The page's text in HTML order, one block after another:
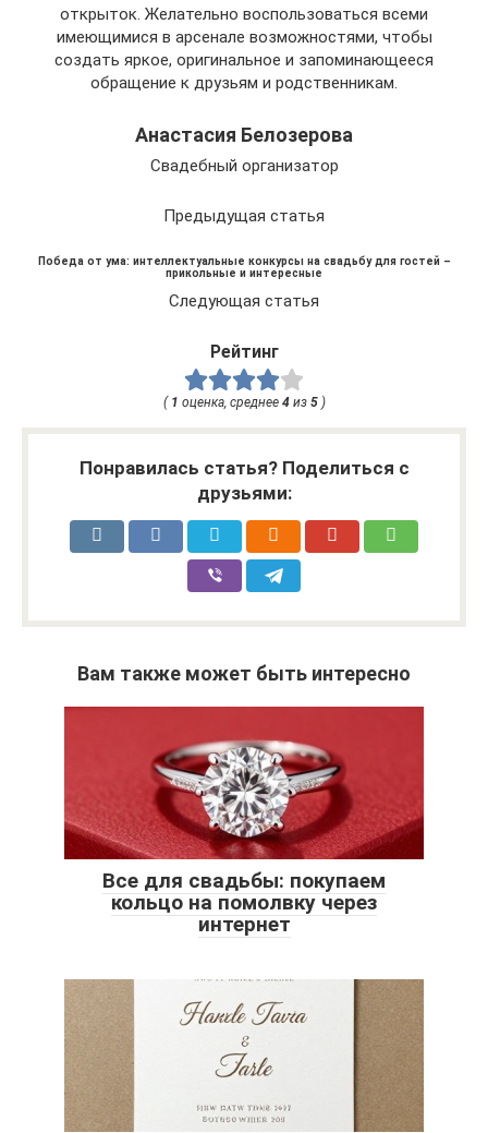
открыток. Желательно воспользоваться всеми
имеющимися в арсенале возможностями, чтобы
создать яркое, оригинальное и запоминающееся
обращение к друзьям и родственникам.
Анастасия Белозерова
Свадебный организатор
Предыдущая статья
Победа от ума: интеллектуальные конкурсы на свадьбу для гостей –
прикольные и интересные
Следующая статья
Рейтинг
( 1 оценка, среднее 4из 5)
Понравилась статья? Поделиться с
друзьями:
Вам также может быть интересно
Все для свадьбы: покупаем
кольцо на помолвку через
интернет